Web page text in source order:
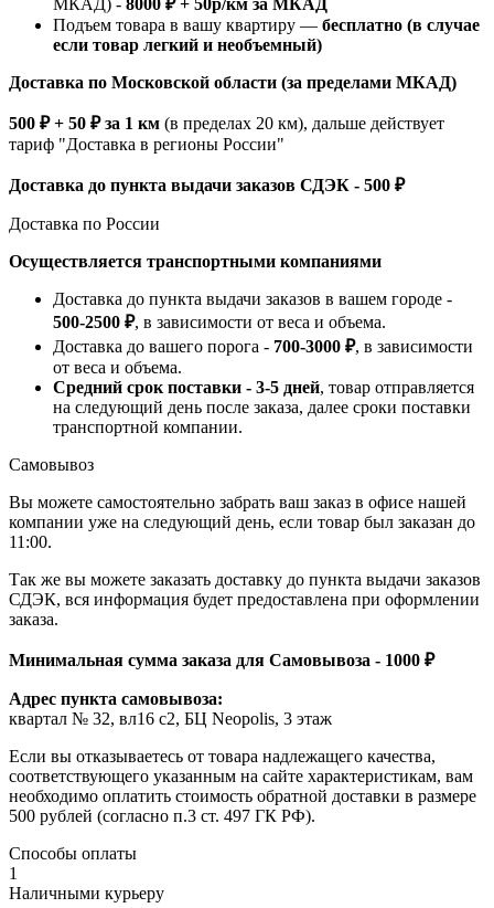
МКАД) - 8000 ₽ + 50р/км за МКАД
Подъем товара в вашу квартиру — бесплатно (в случае
если товар легкий и необъемный)
Доставка по Московской области (за пределами МКАД)
500 ₽ + 50 ₽ за 1 км (в пределах 20 км), дальше действует
тариф "Доставка в регионы России"
Доставка до пункта выдачи заказов СДЭК - 500 ₽
Доставка по России
Осуществляется транспортными компаниями
Доставка до пункта выдачи заказов в вашем городе -
500-2500 ₽, в зависимости от веса и объема.
Доставка до вашего порога - 700-3000 ₽, в зависимости
от веса и объема.
Средний срок поставки - 3-5 дней, товар отправляется
на следующий день после заказа, далее сроки поставки
транспортной компании.
Самовывоз
Вы можете самостоятельно забрать ваш заказ в офисе нашей
компании уже на следующий день, если товар был заказан до
11:00.
Так же вы можете заказать доставку до пункта выдачи заказов
СДЭК, вся информация будет предоставлена при оформлении
заказа.
Минимальная сумма заказа для Самовывоза - 1000 ₽
Адрес пункта самовывоза:
квартал № 32, вл16 с2, БЦ Neopolis, 3 этаж
Если вы отказываетесь от товара надлежащего качества,
соответствующего указанным на сайте характеристикам, вам
необходимо оплатить стоимость обратной доставки в размере
500 рублей (согласно п.3 ст. 497 ГК РФ).
Способы оплаты
1
Наличными курьеру